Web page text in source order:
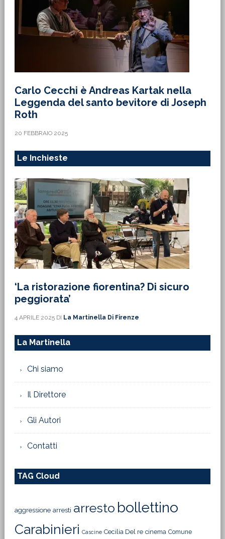
Carlo Cecchi è Andreas Kartak nella
Leggenda del santo bevitore di Joseph
Roth
20 FEBBRAIO 2025
Le Inchieste
‘La ristorazione fiorentina? Di sicuro
peggiorata’
4 APRILE 2025DI La Martinella Di Firenze
La Martinella
Chi siamo
Il Direttore
Gli Autori
Contatti
TAG Cloud
aggressione arresti arresto bollettino
Carabinieri Cascine Cecilia Del re cinema Comune